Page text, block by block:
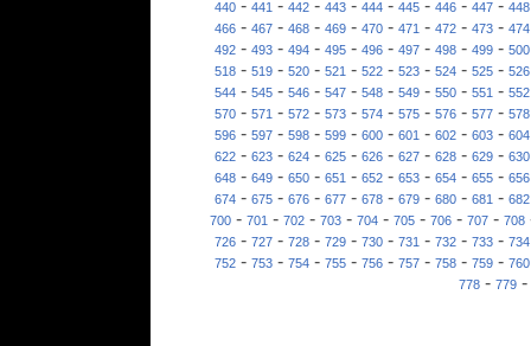
440- 441- 442- 443- 444- 445- 446- 447- 448
466- 467- 468- 469- 470- 471- 472- 473- 474
492 - 493 - 494 - 495 - 496 - 497 - 498 - 499 - 500
518- 519- 520- 521- 522- 523- 524- 525- 526
544- 545- 546- 547- 548- 549- 550- 551- 552
570- 571- 572- 573- 574- 575- 576- 577- 578
596 - 597 - 598 - 599 - 600 - 601 - 602 - 603 - 604
622- 623- 624- 625- 626- 627- 628- 629- 630
648- 649- 650- 651- 652- 653- 654- 655- 656
674- 675- 676- 677- 678- 679- 680- 681- 682
700- 701- 702- 703- 704- 705- 706- 707- 708
726- 727- 728- 729- 730- 731- 732- 733- 734
752- 753- 754- 755- 756- 757- 758- 759- 760
778- 779-